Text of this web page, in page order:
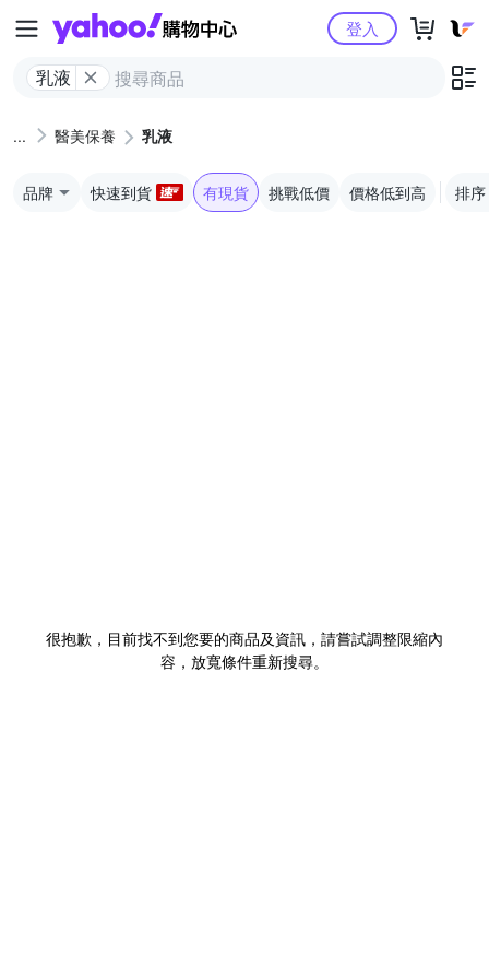
Yahoo購物中心
乳液
登入
醫美保養 乳液
品牌 快速到貨 有現貨 挑戰低價 價格低到高 排序
很抱歉，目前找不到您要的商品及資訊，請嘗試調整限縮內
容，放寬條件重新搜尋。